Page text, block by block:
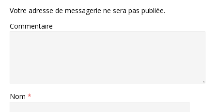
Votre adresse de messagerie ne sera pas publiée.
Commentaire
Nom *